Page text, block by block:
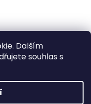
Dalším
souhlas s
×
jí